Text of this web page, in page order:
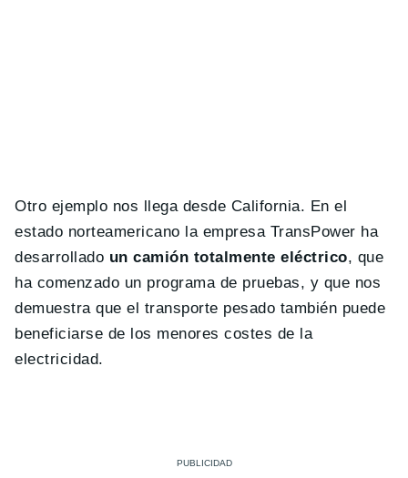
Otro ejemplo nos llega desde California. En el
estado norteamericano la empresa TransPower ha
desarrollado un camión totalmente eléctrico, que
ha comenzado un programa de pruebas, y que nos
demuestra que el transporte pesado también puede
beneficiarse de los menores costes de la
electricidad.